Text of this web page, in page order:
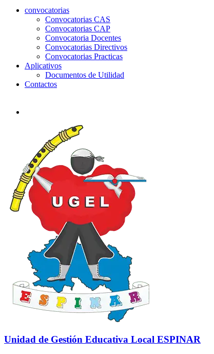
convocatorias
Convocatorias CAS
Convocatorias CAP
Convocatoria Docentes
Convocatorias Directivos
Convocatorias Practicas
Aplicativos
Documentos de Utilidad
Contactos
Unidad de Gestión Educativa Local ESPINAR